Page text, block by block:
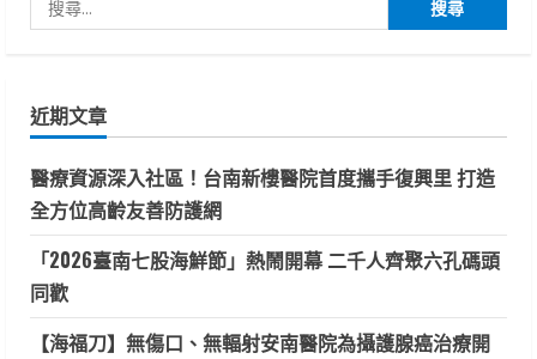
尋
字:
近期文章
醫療資源深入社區！台南新樓醫院首度攜手復興里 打造
全方位高齡友善防護網
「2026臺南七股海鮮節」熱鬧開幕 二千人齊聚六孔碼頭
同歡
【海福刀】無傷口、無輻射安南醫院為攝護腺癌治療開